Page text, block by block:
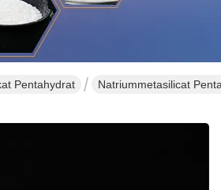
Pentahydrat
Natriummetasilicat